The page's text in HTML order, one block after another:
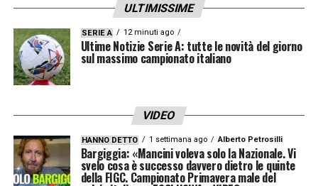
ULTIMISSIME
SERIE A 12 minuti ago
Ultime Notizie Serie A: tutte le novità del giorno
sul massimo campionato italiano
VIDEO
HANNO DETTO 1 settimana ago Alberto Petrosilli
Bargiggia: «Mancini voleva solo la Nazionale. Vi
svelo cosa è successo davvero dietro le quinte
della FIGC. Campionato Primavera male del